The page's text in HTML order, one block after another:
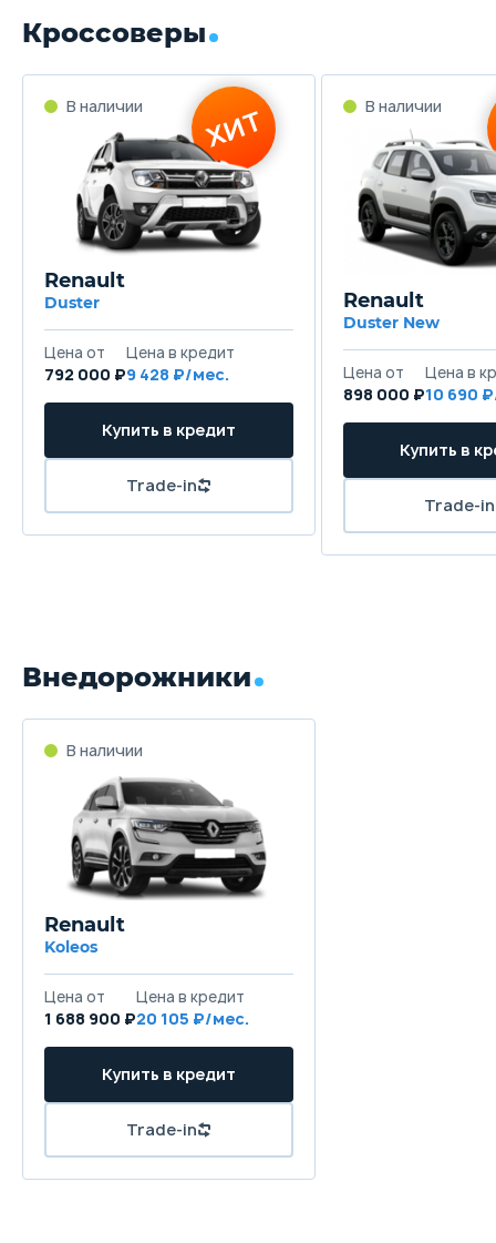
Кроссоверы
В наличии ХИТ
Renault
Duster
Цена от
792 000 ₽
Цена в кредит
9 428 ₽/мес.
Купить в кредит
Trade-in
В наличии
Renault
Duster New
Цена от
898 000 ₽
Цена в
10 690
Купить в
Trade-in
Внедорожники
В наличии
Renault
Koleos
Цена от
1 688 900 ₽
Цена в кредит
20 105 ₽/мес.
Купить в кредит
Trade-in